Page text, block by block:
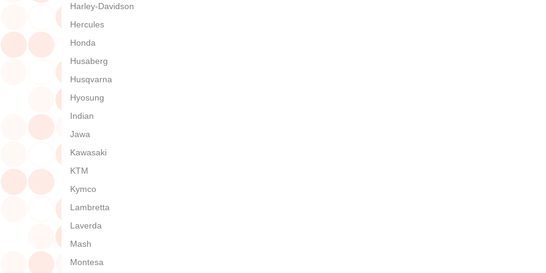
Harley-Davidson
Hercules
Honda
Husaberg
Husqvarna
Hyosung
Indian
Jawa
Kawasaki
KTM
Kymco
Lambretta
Laverda
Mash
Montesa